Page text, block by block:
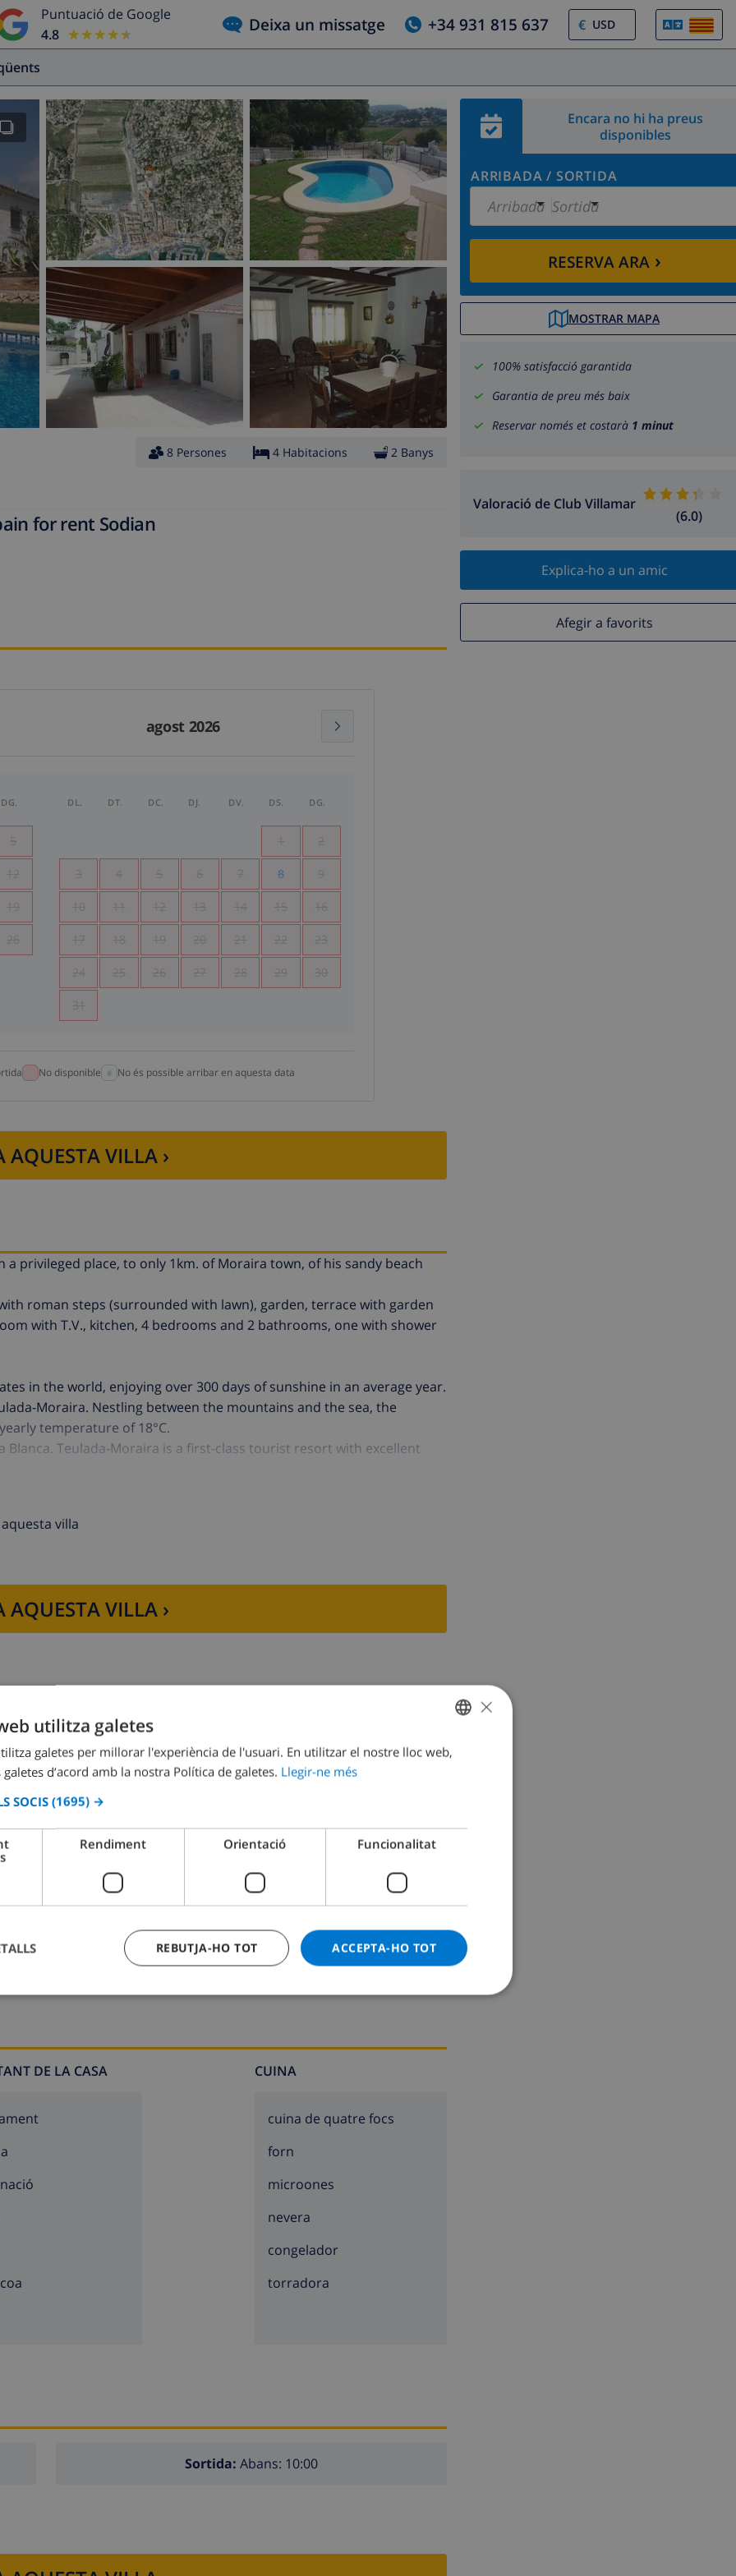
Puntuació de Google
4.8
★★★★★
★★★★★ Deixa un missatge +34 931 815 637 €
Encara no hi ha preus
disponibles
ARRIBADA / SORTIDA
Arribada Sortida
RESERVA ARA›
MOSTRAR MAPA
100% satisfacció garantida
Garantia de preu més baix
Reservar només et costarà 1 minut
Valoració de Club Villamar
(6.0)
Explica-ho a un amic
Afegir a favorits
8 Persones 4 Habitacions 2 Banys
for rent Sodian
agost 2026
DG.
5
12
19
26
DL. DT. DC. DJ. DV. DS. DG.
1 2
3 4 5 6 7 8 9
10 11 12 13 14 15 16
17 18 19 20 21 22 23
24 25 26 27 28 29 30
31
No disponible No és possible arribar en aquesta data
AQUESTA VILLA ›
a privileged place, to only 1km. of Moraira town, of his sandy beach
roman steps (surrounded with lawn), garden, terrace with garden
with T.V., kitchen, 4 bedrooms and 2 bathrooms, one with shower
in the world, enjoying over 300 days of sunshine in an average year.
Moraira. Nestling between the mountains and the sea, the
temperature of 18°C.
Teulada-Moraira is a first-class tourist resort with excellent
over 80 restaurants with an almost infinite range of gastronomic
and a street market.
villa
AQUESTA VILLA ›
Dormitori 2:1x Llit doble
Dormitori 4:
Bany, Pica, Lavabo
DE LA CASA CUINA
cuina de quatre focs
forn
microones
nevera
congelador
torradora
Sortida: Abans: 10:00
CATALAN
SPANISH
CATALAN
DANISH
×
utilitza galetes
galetes per millorar l'experiència de l'usuari. En utilitzar el nostre lloc web,
d’acord amb la nostra Política de galetes. Llegir-ne més
SOCIS (1695) →
Rendiment Orientació Funcionalitat
ACCEPTA-HO TOT
REBUTJA-HO TOT